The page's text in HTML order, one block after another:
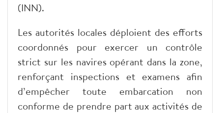
(INN).
Les autorités locales déploient des efforts
coordonnés pour exercer un contrôle
strict sur les navires opérant dans la zone,
renforçant inspections et examens afin
d’empêcher toute embarcation non
conforme de prendre part aux activités de